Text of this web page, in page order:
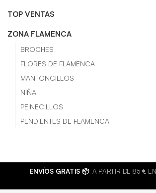
TOP VENTAS
ZONA FLAMENCA
BROCHES
FLORES DE FLAMENCA
MANTONCILLOS
NIÑA
PEINECILLOS
PENDIENTES DE FLAMENCA
BISUTERÍA DE CALIDAD 💍JOYAS